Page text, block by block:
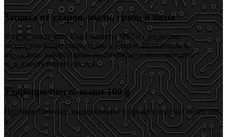
Защита от ударов, пыли, грязи и воды
Устройства имеют класс защиты IP67 и полностью
защищены воды, пыли, грязи и ударов. Испытания в
передовых лабораториях подтверждают высочайшую
надежность наших систем.
Ударопрочность выше 100 g
Приборы Dewesoft выдерживают ударные нагрузки более 100
g.